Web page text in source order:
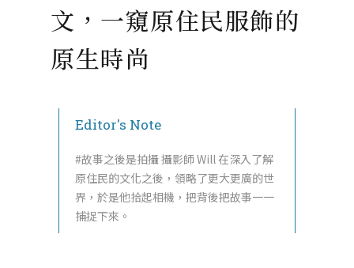
文，一窺原住民服飾的
原生時尚
Editor's Note
#故事之後是拍攝 攝影師 Will 在深入了解
原住民的文化之後，領略了更大更廣的世
界，於是他拾起相機，把背後把故事一一
捕捉下來。